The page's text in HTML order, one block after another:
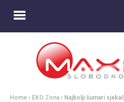
Home EKO Zona
Najbolji šumari